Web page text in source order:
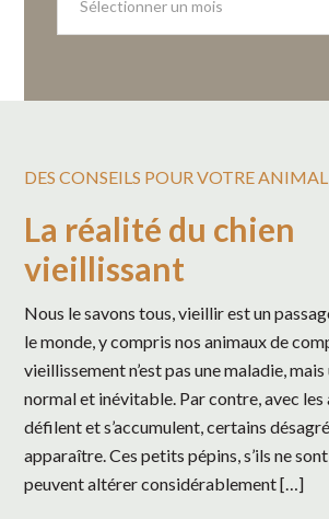
archives
DES CONSEILS POUR VOTRE ANIMAL
La réalité du chien
vieillissant
Nous le savons tous, vieillir est un
le monde, y compris nos animaux de
vieillissement n’est pas une maladie,
normal et inévitable. Par contre, avec les
défilent et s’accumulent, certains
apparaître. Ces petits pépins, s’ils ne
peuvent altérer considérablement […]